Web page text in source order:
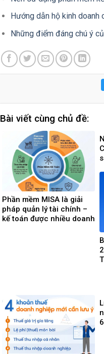
Hướng dẫn hộ kinh
Những điểm đáng chú ý
Bài viết cùng chủ đề:
Phần mềm MISA là giải
pháp quản lý tài chính –
kế toán được nhiều doanh